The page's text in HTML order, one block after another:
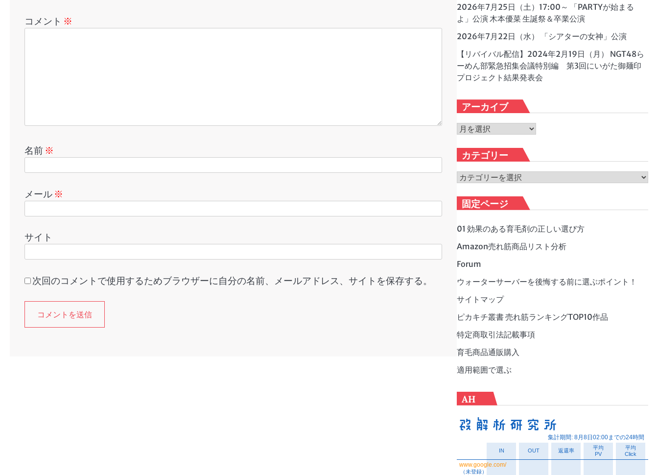
コメント ※
名前 ※
メール ※
サイト
次回のコメントで使用するためブラウザーに自分の名前、メールアドレス、サイトを保存する。
2026年7月25日（土）17:00～ 「PARTYが始まる
よ」公演 木本優菜 生誕祭＆卒業公演
2026年7月22日（水） 「シアターの女神」公演
【リバイバル配信】2024年2月19日（月） NGT48ら
ーめん部緊急招集会議特別編 第3回にいがた御麺印
プロジェクト結果発表会
アーカイブ
ア
カ
イ
ブ
カテゴリー
カ
ゴ
リ
ー
固定ページ
01 効果のある育毛剤の正しい選び方
Amazon売れ筋商品リスト分析
Forum
ウォーターサーバーを後悔する前に選ぶポイント！
サイトマップ
ピカキチ叢書 売れ筋ランキングTOP10作品
特定商取引法記載事項
育毛商品通販購入
適用範囲で選ぶ
AH